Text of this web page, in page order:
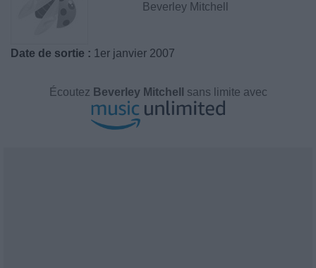
Beverley Mitchell
Date de sortie : 1er janvier 2007
Écoutez Beverley Mitchell sans limite avec